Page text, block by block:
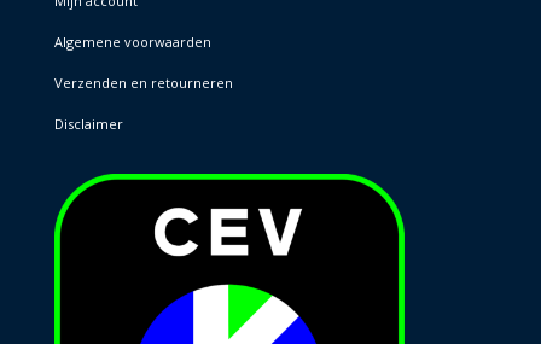
Algemene voorwaarden
Verzenden en retourneren
Disclaimer